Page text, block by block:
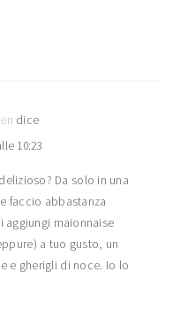
dice
10:23
Da solo in una
faccio abbastanza
aggiungi maionnaise
a tuo gusto, un
e gherigli di noce. Io lo